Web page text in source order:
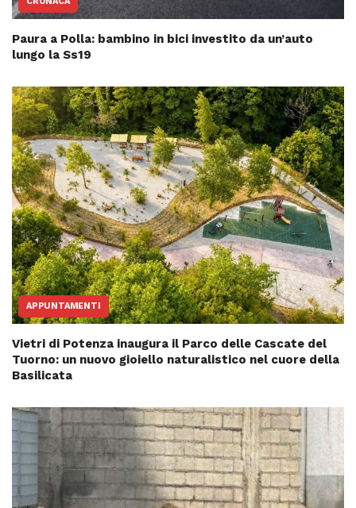
Paura a Polla: bambino in bici investito da un’auto
lungo la Ss19
APPUNTAMENTI
Vietri di Potenza inaugura il Parco delle Cascate del
Tuorno: un nuovo gioiello naturalistico nel cuore della
Basilicata